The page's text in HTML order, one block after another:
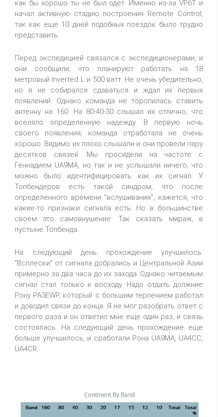
как бы хорошо ты не был одет. Именно из-за VP6T и
начал активную стадию построения Remote Control,
так как еще 10 дней подобных поездок было трудно
представить.
Перед экспедицией связался с экспедиционерами, и
они сообщили, что планируют работать на 18
метровый Inverted L и 500 ватт. Не очень убедительно,
но я не собирался сдаваться и ждал их первых
появлений. Однако команда не торопилась ставить
антенну на 160. На 80-40-30 слышал их отлично, что
вселяло определенную надежду. В первую ночь
своего появления, команда отработала не очень
хорошо. Видимо их плохо слышали и они провели пару
десятков связей. Мы просидели на частоте с
Геннадием UA9MA, но так и не услышали ничего, что
можно было идентифицировать как их сигнал. У
Топбендеров есть такой синдром, что после
определенного времени "вслушивания", кажется, что
какие-то признаки сигнала есть. Но в большинстве
своем это самовнушение. Так сказать мираж, в
пустыне Топбенда.
На следующий день прохождение улучшилось.
"Всплески" от сигнала добрались и Центральной Азии
примерно за два часа до их захода. Однако читаемым
сигнал стал только к восходу. Надо отдать должние
Рону PA3EWP, который с большим терпением работал
и доводил связи до конца. Я не мог разобрать ответ с
первого раза и он ответил мне еще один раз, и связь
состоялась. На следующий день прохождение еще
больше улучшилось, и сработали Рона UA9MA, UA4CC,
UA4CR.